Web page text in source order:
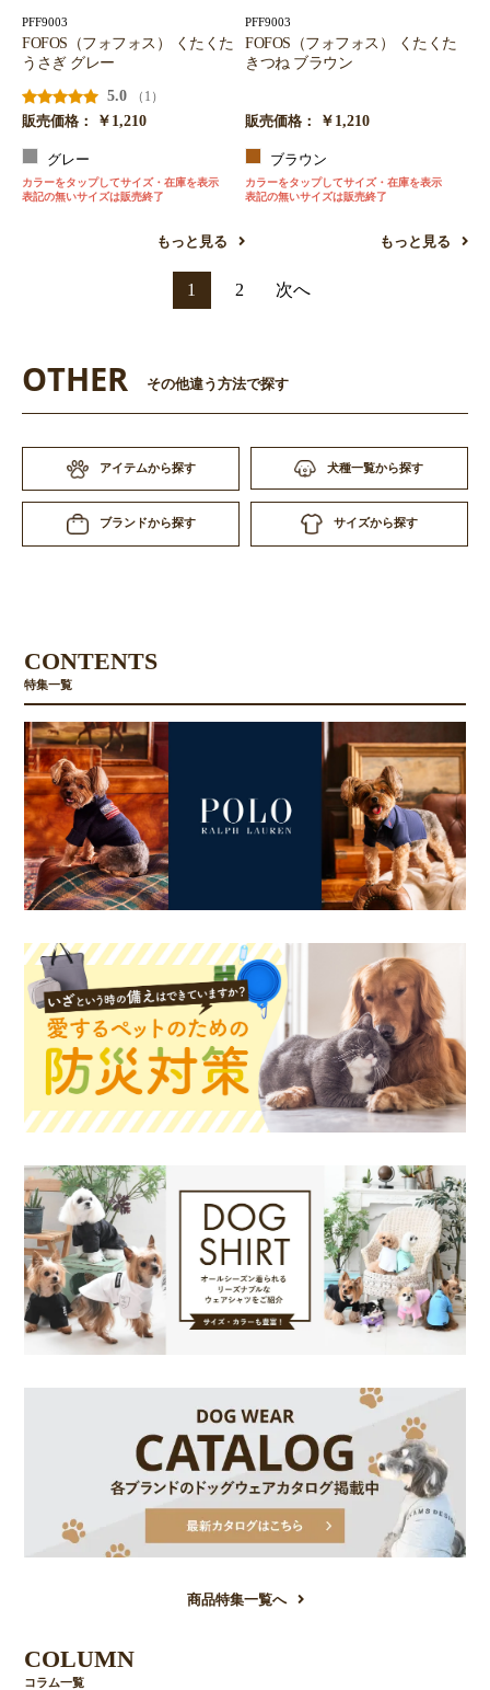
PFF9003
FOFOS（フォフォス） くたくた
うさぎ グレー
5.0
（1）
販売価格：
￥1,210
グレー
カラーをタップしてサイズ・在庫を表示
表記の無いサイズは販売終了
もっと見る
PFF9003
FOFOS（フォフォス） くたくた
きつね ブラウン
販売価格： ￥1,210
ブラウン
カラーをタップしてサイズ・在庫を表示
表記の無いサイズは販売終了
もっと見る
1 2 次へ
OTHER その他違う方法で探す
アイテムから探す 犬種一覧から探す
ブランドから探す サイズから探す
CONTENTS
特集一覧
商品特集一覧へ
COLUMN
コラム一覧